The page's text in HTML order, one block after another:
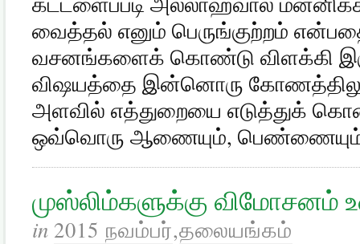
வைத்தல் எனும் பெருங்குற்றம்
வசனங்களைக் கொண்டு விளக்கி
வி­ஷயத்தை இன்னொரு
அளவில் எத்துறையை எடுத்துக்
ஒவ்வொரு ஆணையும்,
முஸ்லிம்களுக்கு விமோசனம்
in 2015 நவம்பர்,தலையங்கம்